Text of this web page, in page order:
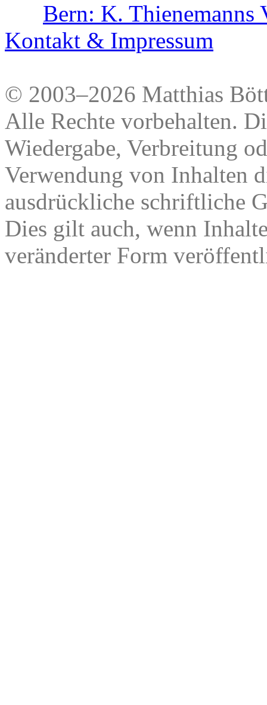
Bern: K. Thienemanns
Kontakt & Impressum
© 2003–2026 Matthias
Alle Rechte vorbehalten.
Wiedergabe, Verbreitung
Verwendung von Inhalten
ausdrückliche schriftliche
Dies gilt auch, wenn
veränderter Form